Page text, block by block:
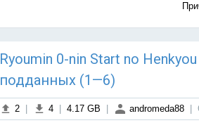
Ryoumin 0-nin Start no
подданных (1—6)
2 4 4.17 GB andromeda88